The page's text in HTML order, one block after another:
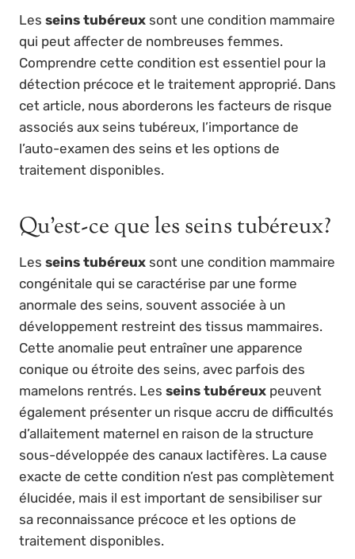
Les seins tubéreux sont une condition mammaire
qui peut affecter de nombreuses femmes.
Comprendre cette condition est essentiel pour la
détection précoce et le traitement approprié. Dans
cet article, nous aborderons les facteurs de risque
associés aux seins tubéreux, l’importance de
l’auto-examen des seins et les options de
traitement disponibles.
Qu’est-ce que les seins tubéreux?
Les seins tubéreux sont une condition mammaire
congénitale qui se caractérise par une forme
anormale des seins, souvent associée à un
développement restreint des tissus mammaires.
Cette anomalie peut entraîner une apparence
conique ou étroite des seins, avec parfois des
mamelons rentrés. Les seins tubéreux peuvent
également présenter un risque accru de difficultés
d’allaitement maternel en raison de la structure
sous-développée des canaux lactifères. La cause
exacte de cette condition n’est pas complètement
élucidée, mais il est important de sensibiliser sur
sa reconnaissance précoce et les options de
traitement disponibles.